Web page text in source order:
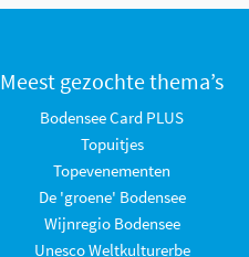
Meest gezochte thema’s
Bodensee Card PLUS
Topuitjes
Topevenementen
De 'groene' Bodensee
Wijnregio Bodensee
Unesco Weltkulturerbe